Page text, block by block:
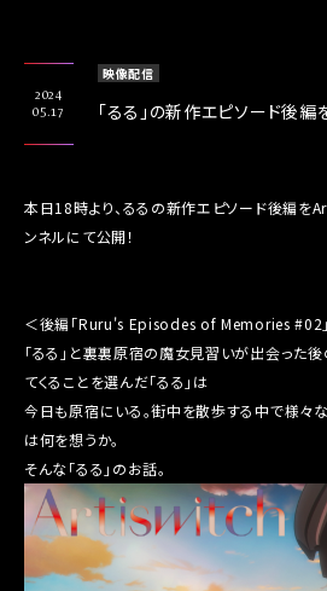
「るる」の新作エピソード後
映像配信
2024
05.17
本日18時より、るるの新作エピソード後編
ンネルにて公開！
＜後編「Ruru's Episodes of Memories #02
「るる」と裏裏原宿の魔女見習いが出会った
てくることを選んだ「るる」は
今日も原宿にいる。街中を散歩する中で様々
は何を想うか。
そんな「るる」のお話。